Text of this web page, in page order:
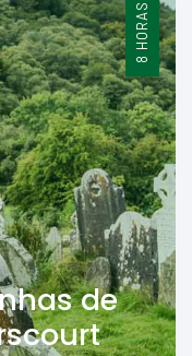
8 HORAS
de